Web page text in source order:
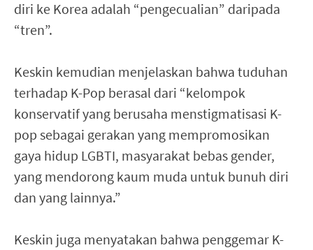
diri ke Korea adalah “pengecualian” daripada
“tren”.
Keskin kemudian menjelaskan bahwa tuduhan
terhadap K-Pop berasal dari “kelompok
konservatif yang berusaha menstigmatisasi K-
pop sebagai gerakan yang mempromosikan
gaya hidup LGBTI, masyarakat bebas gender,
yang mendorong kaum muda untuk bunuh diri
dan yang lainnya.”
Keskin juga menyatakan bahwa penggemar K-